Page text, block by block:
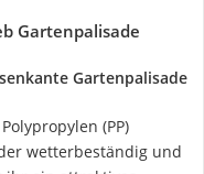
Gartenpalisade
Gartenpalisade
(PP)
wetterbeständig und